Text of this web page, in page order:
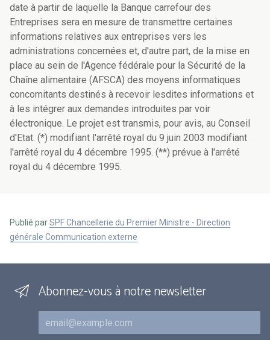
date à partir de laquelle la Banque carrefour des
Entreprises sera en mesure de transmettre certaines
informations relatives aux entreprises vers les
administrations concernées et, d'autre part, de la mise en
place au sein de l'Agence fédérale pour la Sécurité de la
Chaîne alimentaire (AFSCA) des moyens informatiques
concomitants destinés à recevoir lesdites informations et
à les intégrer aux demandes introduites par voir
électronique. Le projet est transmis, pour avis, au Conseil
d'Etat. (*) modifiant l'arrêté royal du 9 juin 2003 modifiant
l'arrêté royal du 4 décembre 1995. (**) prévue à l'arrêté
royal du 4 décembre 1995.
Publié parSPF Chancellerie du Premier Ministre - Direction
générale Communication externe
Abonnez-vous à notre newsletter
Courriel